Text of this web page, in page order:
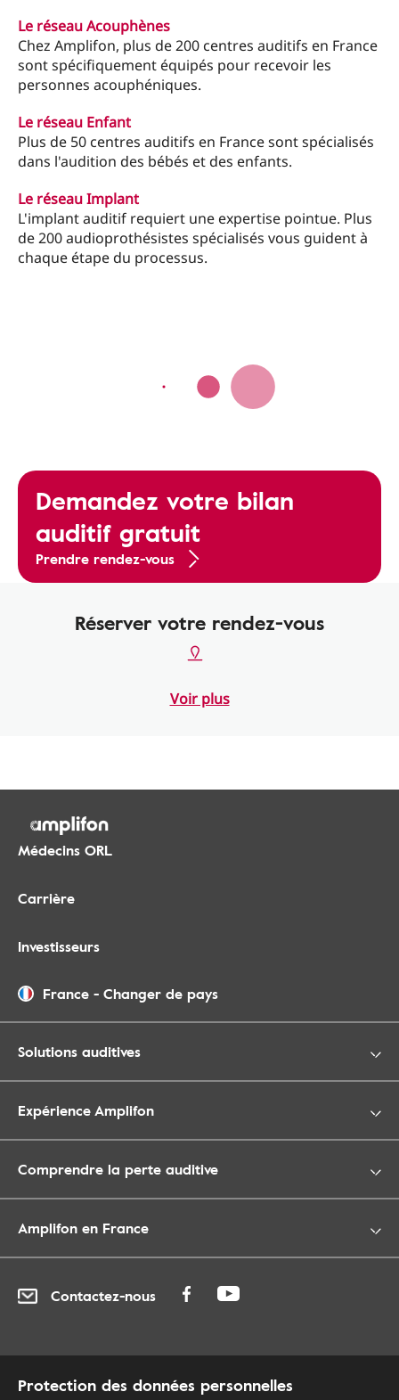
Le réseau Acouphènes
Chez Amplifon, plus de 200 centres auditifs en France
sont spécifiquement équipés pour recevoir les
personnes acouphéniques.
Le réseau Enfant
Plus de 50 centres auditifs en France sont spécialisés
dans l'audition des bébés et des enfants.
Le réseau Implant
L'implant auditif requiert une expertise pointue. Plus
de 200 audioprothésistes spécialisés vous guident à
chaque étape du processus.
Demandez votre bilan
auditif gratuit
Prendre rendez-vous
Réserver votre rendez-vous
Voir plus
Médecins ORL
Carrière
Investisseurs
France - Changer de pays
Solutions auditives
Expérience Amplifon
Comprendre la perte auditive
Amplifon en France
Contactez-nous
Protection des données personnelles